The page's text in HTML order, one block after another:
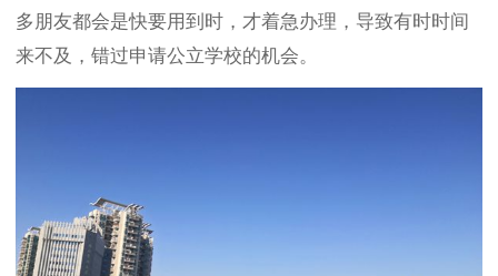
多朋友都会是快要用到时，才着急办理，导致有时时间
来不及，错过申请公立学校的机会。